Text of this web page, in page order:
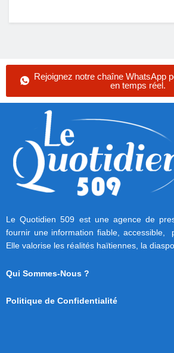
Rejoignez notre chaîne WhatsApp
en temps réel.
Le Quotidien 509 est une agence de
fournir une information fiable, accessible,
Elle valorise les réalités haïtiennes, la
Qui Sommes-Nous ?
Politique de Confidentialité